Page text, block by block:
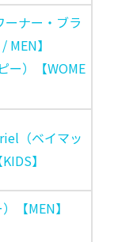
ーナー・ブラ
MEN】
ー）【WOME
（ベイマッ
】
【MEN】